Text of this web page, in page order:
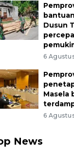
Dusun
6
Masela
6
News